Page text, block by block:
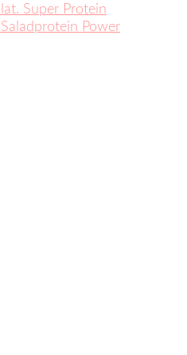
Super Protein
protein Power